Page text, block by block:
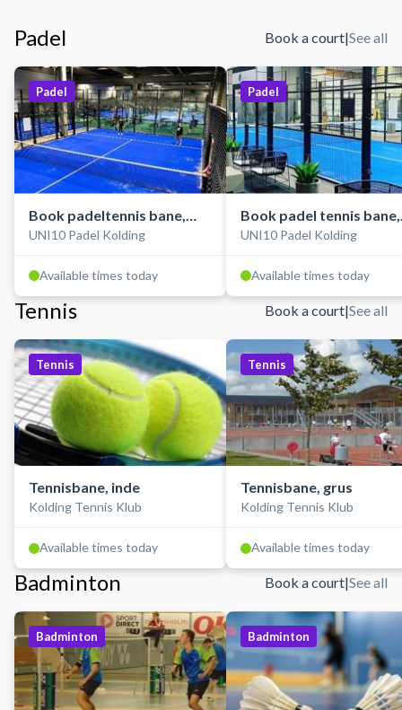
Padel Book a court|See all
Padel
Book padeltennis bane,
double, indendørs
UNI10 Padel Kolding
Available times today
Padel
Book padel tennis bane,
single, indendørs
UNI10 Padel Kolding
Available times today
Tennis Book a court|See all
Tennis
Tennisbane, inde
Kolding Tennis Klub
Available times today
Tennis
Tennisbane, grus
Kolding Tennis Klub
Available times today
Badminton Book a court|See all
Badminton Badminton